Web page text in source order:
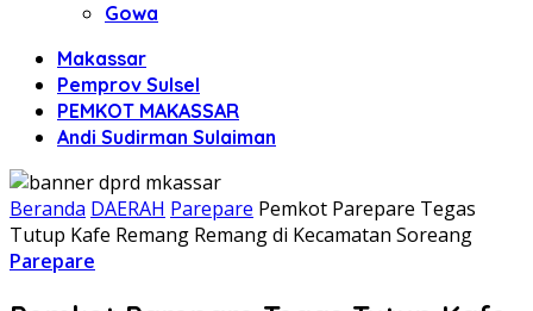
Gowa
Makassar
Pemprov Sulsel
PEMKOT MAKASSAR
Andi Sudirman Sulaiman
Beranda DAERAH Parepare Pemkot Parepare Tegas
Tutup Kafe Remang Remang di Kecamatan Soreang
Parepare